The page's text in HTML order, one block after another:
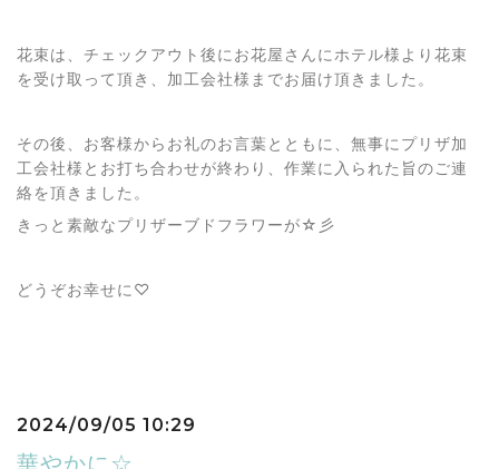
花束は、チェックアウト後にお花屋さんにホテル様より花束
を受け取って頂き、加工会社様までお届け頂きました。
その後、お客様からお礼のお言葉とともに、無事にプリザ加
工会社様とお打ち合わせが終わり、作業に入られた旨のご連
絡を頂きました。
きっと素敵なプリザーブドフラワーが☆彡
どうぞお幸せに♡
2024/09/05 10:29
華やかに☆